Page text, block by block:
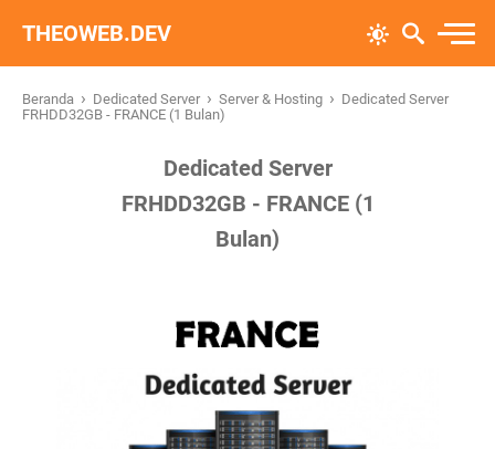
THEOWEB.DEV
Beranda › Dedicated Server › Server & Hosting › Dedicated Server
FRHDD32GB - FRANCE (1 Bulan)
Dedicated Server
FRHDD32GB - FRANCE (1
Bulan)